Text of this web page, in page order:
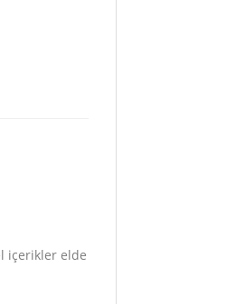
içerikler elde